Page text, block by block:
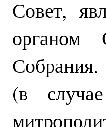
Совет,
органом
(в